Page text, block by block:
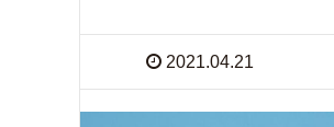
2021.04.21